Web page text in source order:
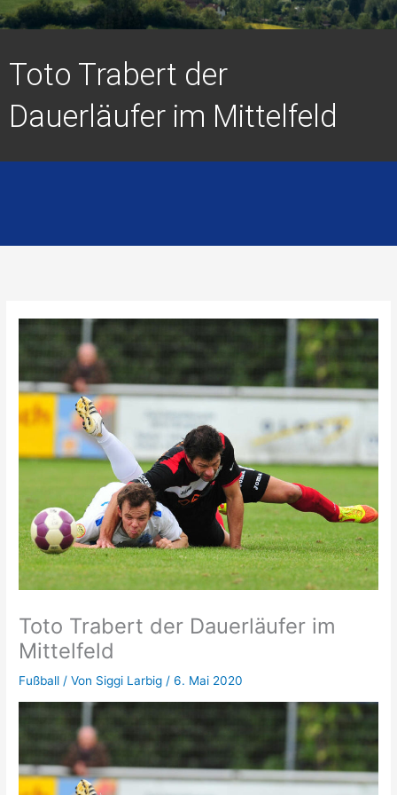
Toto Trabert der
Dauerläufer im Mittelfeld
Toto Trabert der Dauerläufer im
Mittelfeld
Fußball / Von Siggi Larbig /6. Mai 2020